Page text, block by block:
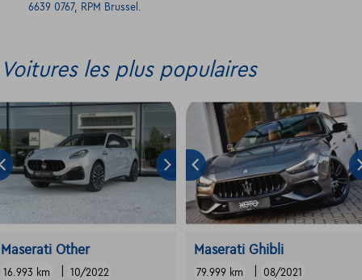
6639 0767, RPM Brussel.
Voitures les plus populaires
Maserati Other
16.993 km 10/2022
Maserati Ghibli
79.999 km 08/2021